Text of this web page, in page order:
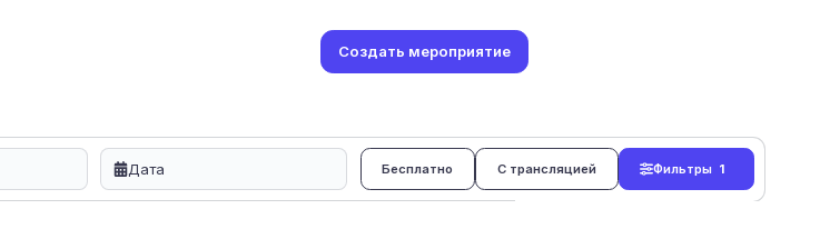
Создать мероприятие
Бесплатно С трансляцией Фильтры 1